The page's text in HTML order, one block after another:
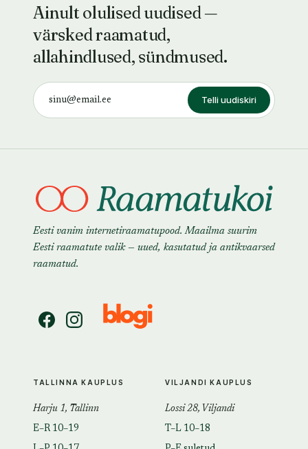
Ainult olulised uudised —
värsked raamatud,
allahindlused, sündmused.
Telli uudiskiri
Eesti vanim internetiraamatupood. Maailma suurim
Eesti raamatute valik — uued, kasutatud ja antikvaarsed
raamatud.
TALLINNA KAUPLUS
Harju 1, Tallinn
E–R 10–19
VILJANDI KAUPLUS
Lossi 28, Viljandi
T–L 10–18